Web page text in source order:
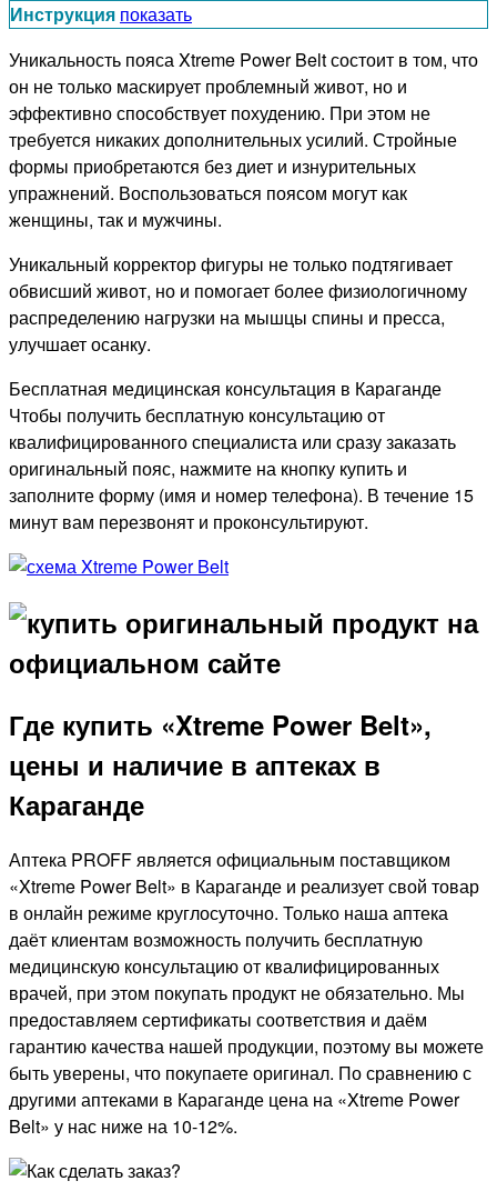
Инструкция показать
Уникальность пояса Xtreme Power Belt состоит в том, что
он не только маскирует проблемный живот, но и
эффективно способствует похудению. При этом не
требуется никаких дополнительных усилий. Стройные
формы приобретаются без диет и изнурительных
упражнений. Воспользоваться поясом могут как
женщины, так и мужчины.
Уникальный корректор фигуры не только подтягивает
обвисший живот, но и помогает более физиологичному
распределению нагрузки на мышцы спины и пресса,
улучшает осанку.
Бесплатная медицинская консультация в Караганде
Чтобы получить бесплатную консультацию от
квалифицированного специалиста или сразу заказать
оригинальный пояс, нажмите на кнопку купить и
заполните форму (имя и номер телефона). В течение 15
минут вам перезвонят и проконсультируют.
Где купить «Xtreme Power Belt»,
цены и наличие в аптеках в
Караганде
Аптека PROFF является официальным поставщиком
«Xtreme Power Belt» в Караганде и реализует свой товар
в онлайн режиме круглосуточно. Только наша аптека
даёт клиентам возможность получить бесплатную
медицинскую консультацию от квалифицированных
врачей, при этом покупать продукт не обязательно. Мы
предоставляем сертификаты соответствия и даём
гарантию качества нашей продукции, поэтому вы можете
быть уверены, что покупаете оригинал. По сравнению с
другими аптеками в Караганде цена на «Xtreme Power
Belt» у нас ниже на 10-12%.